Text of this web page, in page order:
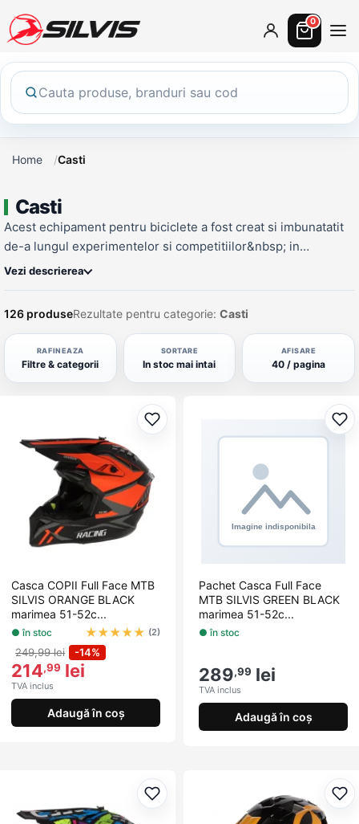
0
Home Casti
Casti
Acest echipament pentru biciclete a fost creat si imbunatatit
de-a lungul experimentelor si competitiilor&nbsp; in
incercarea de a obtine rezultatul aproape perfect - CASCA DE
si in traficul urban, in competitii serioase sau in ture de
agrement.
Vezi descrierea
126 produseRezultate pentru categorie: Casti
RAFINEAZA
Filtre & categorii
SORTARE
In stoc mai intai
AFISARE
40 / pagina
Adaugă la favorite
Casca COPII Full Face MTB
SILVIS ORANGE BLACK
marimea 51-52c...
● în stoc ★★★★★ (2)
249,99 lei -14%
214,99 lei
TVA inclus
Adaugă în coș
Pachet Casca Full Face
MTB SILVIS GREEN BLACK
marimea 51-52c...
● în stoc
289,99 lei
TVA inclus
Adaugă în coș
Adaugă la favorite